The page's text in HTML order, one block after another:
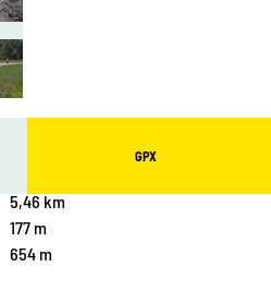
GPX
5,46 km
177 m
654 m